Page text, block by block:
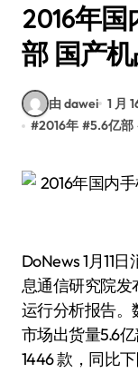
2016年
部 国产
由 dawei 1 月
#2016年 #5.6亿部
DoNews 1月11
息通信研究院发
运行分析报告。
市场出货量5.6
1446 款，同比下